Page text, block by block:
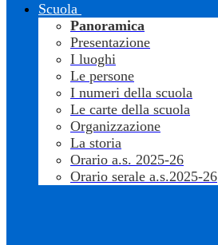
Scuola
Panoramica
Presentazione
I luoghi
Le persone
I numeri della scuola
Le carte della scuola
Organizzazione
La storia
Orario a.s. 2025-26
Orario serale a.s.2025-26